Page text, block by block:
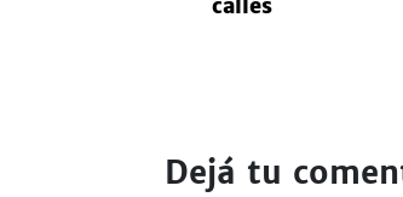
calles
Dejá tu